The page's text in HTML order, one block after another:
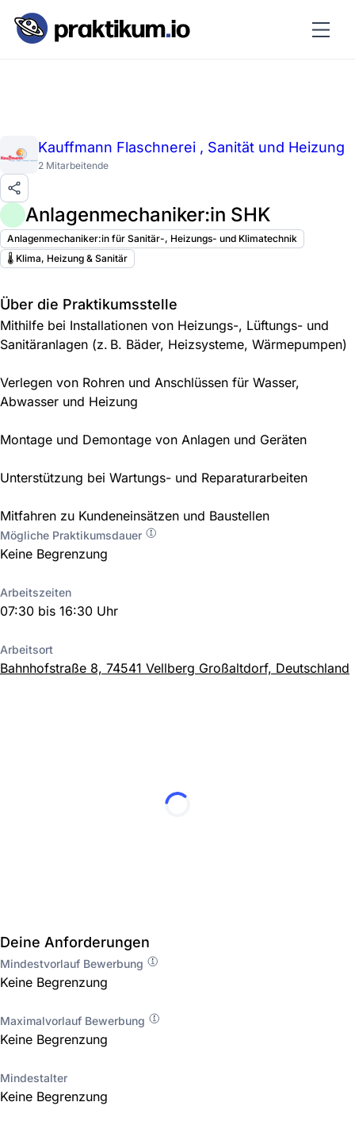
Kauffmann Flaschnerei , Sanität und Heizung
2 Mitarbeitende
Anlagenmechaniker:in SHK
Anlagenmechaniker:in für Sanitär-, Heizungs- und Klimatechnik
🌡️ Klima, Heizung & Sanitär
Über die Praktikumsstelle
Mithilfe bei Installationen von Heizungs-, Lüftungs- und
Sanitäranlagen (z. B. Bäder, Heizsysteme, Wärmepumpen)
Verlegen von Rohren und Anschlüssen für Wasser,
Abwasser und Heizung
Montage und Demontage von Anlagen und Geräten
Unterstützung bei Wartungs- und Reparaturarbeiten
Mitfahren zu Kundeneinsätzen und Baustellen
Mögliche Praktikumsdauer
Keine Begrenzung
Arbeitszeiten
07:30 bis 16:30 Uhr
Arbeitsort
Bahnhofstraße 8, 74541 Vellberg Großaltdorf, Deutschland
Deine Anforderungen
Mindestvorlauf Bewerbung
Keine Begrenzung
Maximalvorlauf Bewerbung
Keine Begrenzung
Mindestalter
Keine Begrenzung